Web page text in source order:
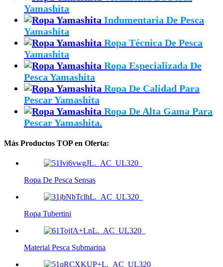
Yamashita
Indumentaria De Pesca
Yamashita
Ropa Técnica De Pesca
Yamashita
Ropa Especializada De
Pesca Yamashita
Ropa De Calidad Para
Pescar Yamashita
Ropa De Alta Gama Para
Pescar Yamashita.
Más Productos TOP en Oferta:
Ropa De Pesca Sensas
Ropa Tubertini
Material Pesca Submarina